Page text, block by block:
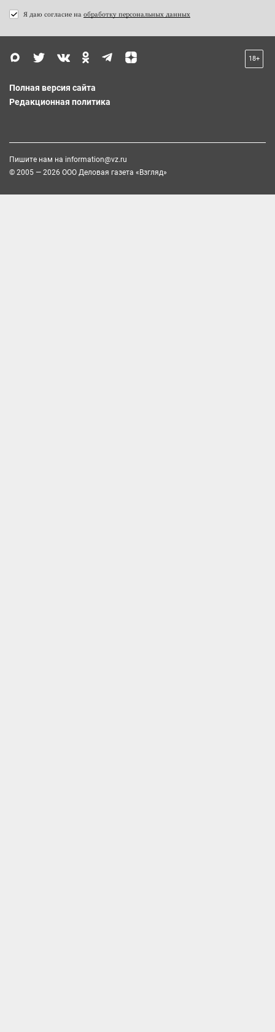
Я даю согласие на обработку персональных данных
18+
Полная версия сайта
Редакционная политика
Пишите нам на information@vz.ru
© 2005 — 2026 ООО Деловая газета «Взгляд»